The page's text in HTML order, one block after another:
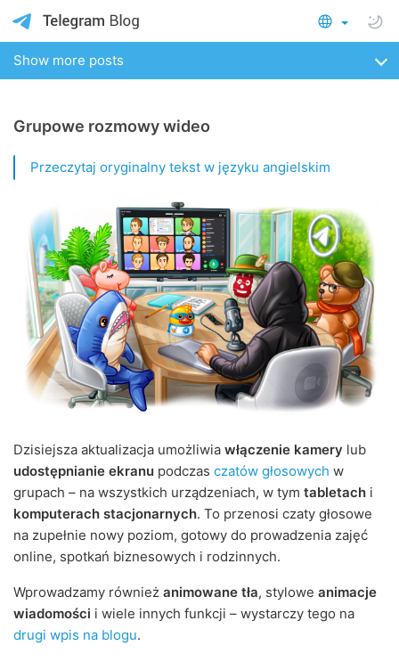
Show more posts
Grupowe rozmowy wideo
Przeczytaj oryginalny tekst w języku angielskim
Dzisiejsza aktualizacja umożliwia włączenie kamery lub
udostępnianie ekranu podczas czatów głosowych w
grupach – na wszystkich urządzeniach, w tym tabletach i
komputerach stacjonarnych. To przenosi czaty głosowe
na zupełnie nowy poziom, gotowy do prowadzenia zajęć
online, spotkań biznesowych i rodzinnych.
Wprowadzamy również animowane tła, stylowe animacje
wiadomości i wiele innych funkcji – wystarczy tego na
drugi wpis na blogu.